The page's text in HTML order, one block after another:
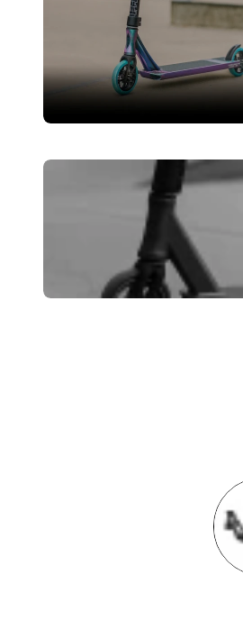
Løbehjul